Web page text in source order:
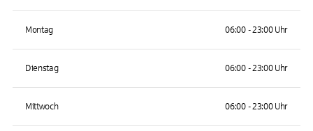
Montag 06:00 - 23:00 Uhr
Dienstag 06:00 - 23:00 Uhr
Mittwoch 06:00 - 23:00 Uhr